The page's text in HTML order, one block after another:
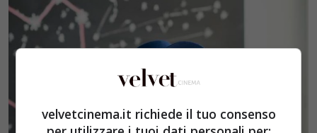
velvetcinema.it richiede il tuo consenso